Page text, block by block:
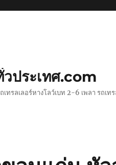
ประเทศ.com
เทรลเลอร์หางโลว์เบท 2-6 เพลา ร